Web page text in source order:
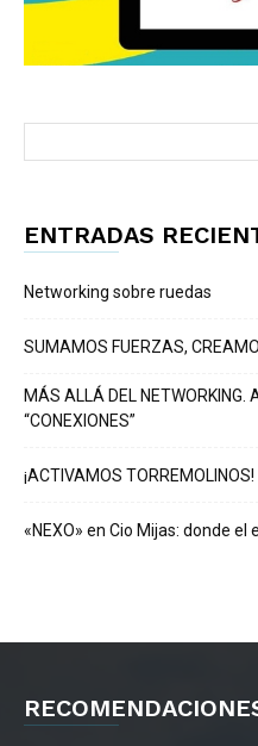
ENTRADAS
Networking sobre ruedas
SUMAMOS FUERZAS,
MÁS ALLÁ DEL NETWORKING.
“CONEXIONES”
¡ACTIVAMOS TORREMOLINOS!
«NEXO» en Cio Mijas: donde